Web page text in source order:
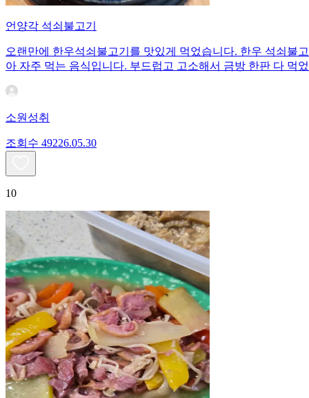
언양각 석쇠불고기
오랜만에 한우석쇠불고기를 맛있게 먹었습니다. 한우 석쇠불
아 자주 먹는 음식입니다. 부드럽고 고소해서 금방 한판 다 먹
소원성취
조회수 49226.05.30
10